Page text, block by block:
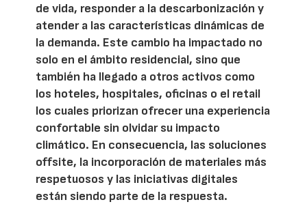
de vida, responder a la descarbonización y
atender a las características dinámicas de
la demanda. Este cambio ha impactado no
solo en el ámbito residencial, sino que
también ha llegado a otros activos como
los hoteles, hospitales, oficinas o el retail
los cuales priorizan ofrecer una experiencia
confortable sin olvidar su impacto
climático. En consecuencia, las soluciones
offsite, la incorporación de materiales más
respetuosos y las iniciativas digitales
están siendo parte de la respuesta.